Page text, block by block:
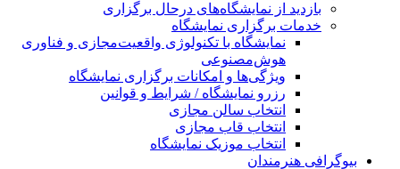
بازدید از نمایشگاه‌های درحال برگزاری
خدمات برگزاری نمایشگاه
نمایشگاه با تکنولوژی واقعیت‌مجازی و فناوری
هوش‌مصنوعی
ویژگی‌ها و امکانات برگزاری نمایشگاه
رزرو نمایشگاه / شرایط و قوانین
انتخاب سالن مجازی
انتخاب قاب مجازی
انتخاب موزیک نمایشگاه
هنرمندان